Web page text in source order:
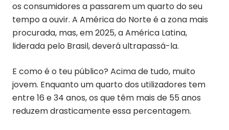
os consumidores a passarem um quarto do seu
tempo a ouvir. A América do Norte é a zona mais
procurada, mas, em 2025, a América Latina,
liderada pelo Brasil, deverá ultrapassá-la.
E como é o teu público? Acima de tudo, muito
jovem. Enquanto um quarto dos utilizadores tem
entre 16 e 34 anos, os que têm mais de 55 anos
reduzem drasticamente essa percentagem.